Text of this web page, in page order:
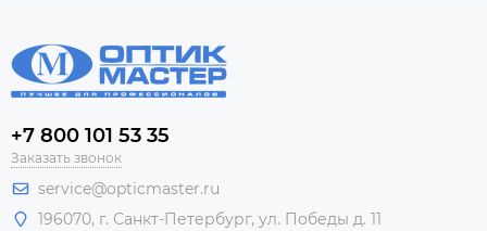
+7 800 101 53 35
Заказать звонок
service@opticmaster.ru
196070, г. Санкт-Петербург, ул. Победы д. 11